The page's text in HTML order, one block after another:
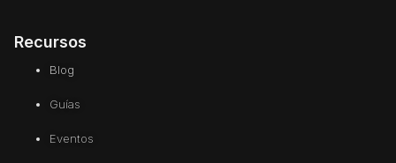
Recursos
Blog
Guías
Eventos